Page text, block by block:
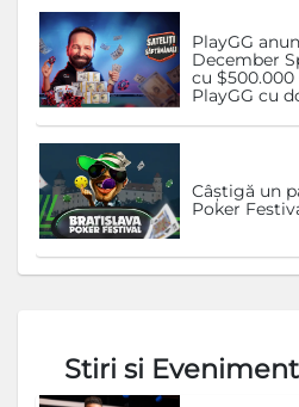
PlayGG
December
cu $500.000
PlayGG cu
Câștigă un
Poker
Stiri si